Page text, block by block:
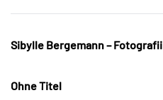
Sibylle Bergemann – Fotografii
Ohne Titel